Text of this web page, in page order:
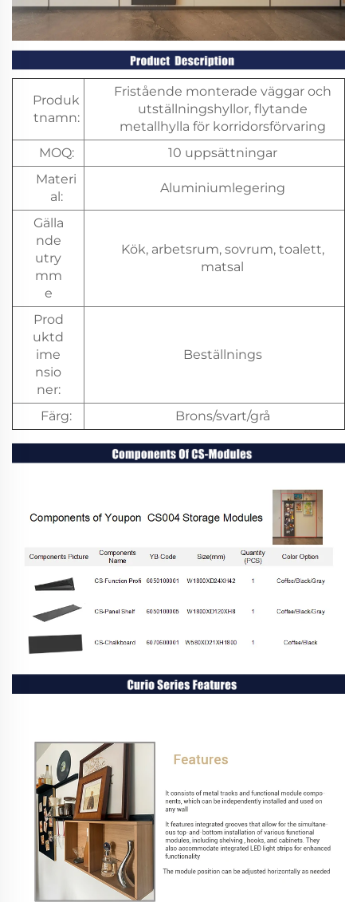
Produk
tnamn:
Fristående monterade väggar och
utställningshyllor, flytande
metallhylla för korridorsförvaring
MOQ:
10 uppsättningar
Materi
al:
Aluminiumlegering
Gälla
nde
utry
mm
e
Kök, arbetsrum, sovrum, toalett,
matsal
Prod
uktd
ime
nsio
ner:
Beställnings
Färg: Brons/svart/grå